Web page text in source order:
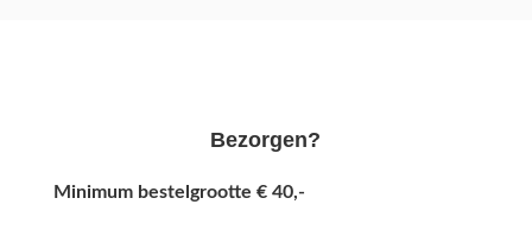
Bezorgen?
Minimum bestelgrootte € 40,-